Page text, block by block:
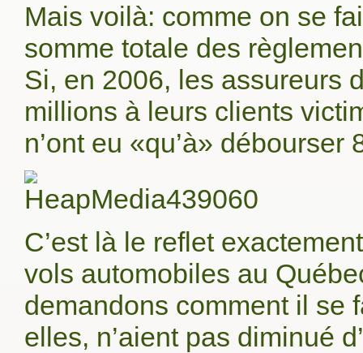
Mais voilà: comme on se
somme totale des
Si, en 2006, les assureurs
millions à leurs clients
n’ont eu «qu’à» débourser
C’est là le reflet
vols automobiles au
demandons comment il se
elles, n’aient pas diminué